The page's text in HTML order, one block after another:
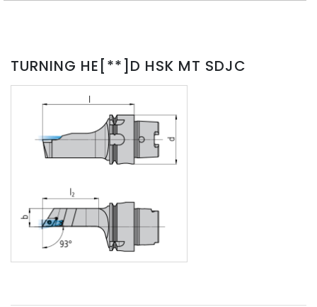
TURNING HE[**]D HSK MT SDJC